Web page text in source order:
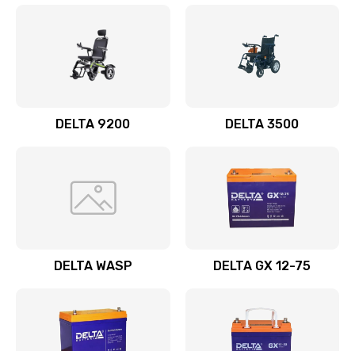
DELTA 9200 DELTA 3500
DELTA WASP DELTA GX 12-75